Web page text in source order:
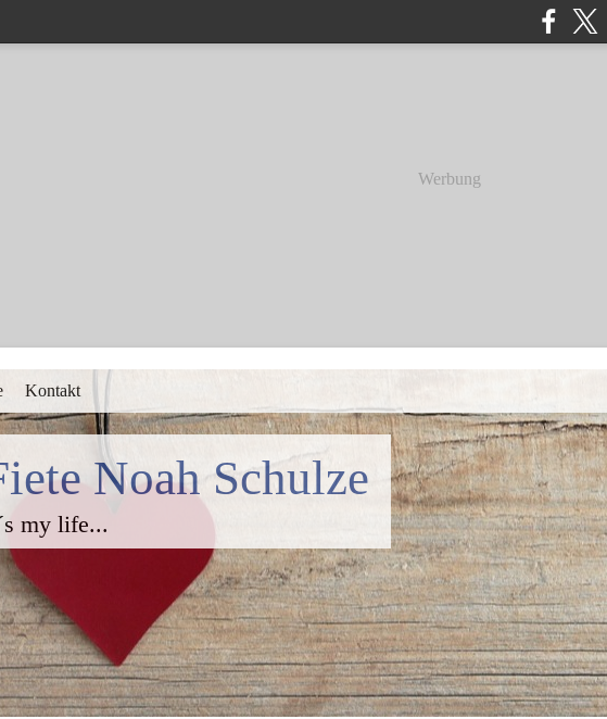
Werbung
Noah Schulze
my life...
Kontakt